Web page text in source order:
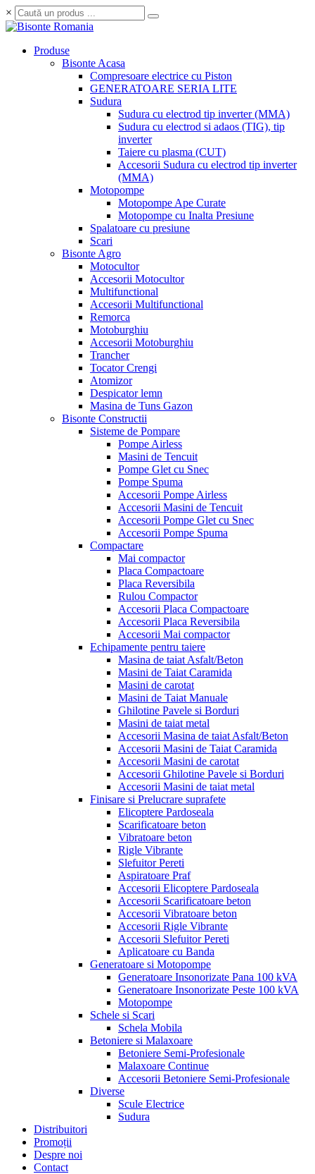
×
Produse
Bisonte Acasa
Compresoare electrice cu Piston
GENERATOARE SERIA LITE
Sudura
Sudura cu electrod tip inverter (MMA)
Sudura cu electrod si adaos (TIG), tip
inverter
Taiere cu plasma (CUT)
Accesorii Sudura cu electrod tip inverter
(MMA)
Motopompe
Motopompe Ape Curate
Motopompe cu Inalta Presiune
Spalatoare cu presiune
Scari
Bisonte Agro
Motocultor
Accesorii Motocultor
Multifunctional
Accesorii Multifunctional
Remorca
Motoburghiu
Accesorii Motoburghiu
Trancher
Tocator Crengi
Atomizor
Despicator lemn
Masina de Tuns Gazon
Bisonte Constructii
Sisteme de Pompare
Pompe Airless
Masini de Tencuit
Pompe Glet cu Snec
Pompe Spuma
Accesorii Pompe Airless
Accesorii Masini de Tencuit
Accesorii Pompe Glet cu Snec
Accesorii Pompe Spuma
Compactare
Mai compactor
Placa Compactoare
Placa Reversibila
Rulou Compactor
Accesorii Placa Compactoare
Accesorii Placa Reversibila
Accesorii Mai compactor
Echipamente pentru taiere
Masina de taiat Asfalt/Beton
Masini de Taiat Caramida
Masini de carotat
Masini de Taiat Manuale
Ghilotine Pavele si Borduri
Masini de taiat metal
Accesorii Masina de taiat Asfalt/Beton
Accesorii Masini de Taiat Caramida
Accesorii Masini de carotat
Accesorii Ghilotine Pavele si Borduri
Accesorii Masini de taiat metal
Finisare si Prelucrare suprafete
Elicoptere Pardoseala
Scarificatoare beton
Vibratoare beton
Rigle Vibrante
Slefuitor Pereti
Aspiratoare Praf
Accesorii Elicoptere Pardoseala
Accesorii Scarificatoare beton
Accesorii Vibratoare beton
Accesorii Rigle Vibrante
Accesorii Slefuitor Pereti
Aplicatoare cu Banda
Generatoare si Motopompe
Generatoare Insonorizate Pana 100 kVA
Generatoare Insonorizate Peste 100 kVA
Motopompe
Schele si Scari
Schela Mobila
Betoniere si Malaxoare
Betoniere Semi-Profesionale
Malaxoare Continue
Accesorii Betoniere Semi-Profesionale
Diverse
Scule Electrice
Sudura
Distribuitori
Promoții
Despre noi
Contact